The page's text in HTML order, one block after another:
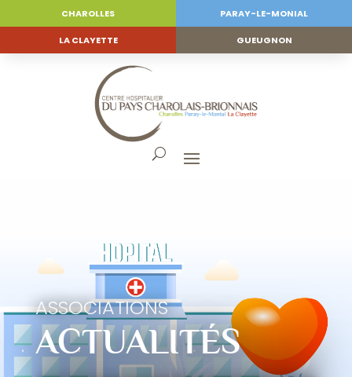
CHAROLLES PARAY-LE-MONIAL
LA CLAYETTE GUEUGNON
ASSOCIATIONS
ACTUALITÉS